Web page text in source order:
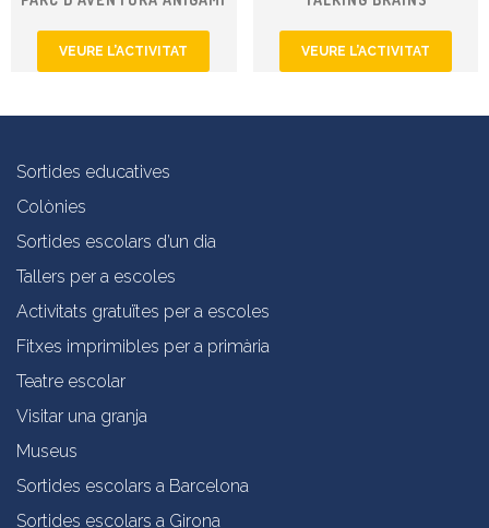
VEURE L’ACTIVITAT VEURE L’ACTIVITAT
Sortides educatives
Colònies
Sortides escolars d’un dia
Tallers per a escoles
Activitats gratuïtes per a escoles
Fitxes imprimibles per a primària
Teatre escolar
Visitar una granja
Museus
Sortides escolars a Barcelona
Sortides escolars a Girona